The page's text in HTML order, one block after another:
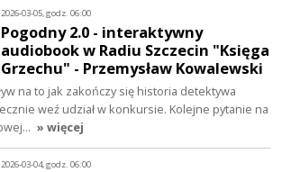
2026-03-05, godz. 06:00
Pogodny 2.0 - interaktywny
audiobook w Radiu Szczecin "Księga
Grzechu" - Przemysław Kowalewski
na to jak zakończy się historia detektywa
weź udział w konkursie. Kolejne pytanie na
» więcej
2026-03-04, godz. 06:00